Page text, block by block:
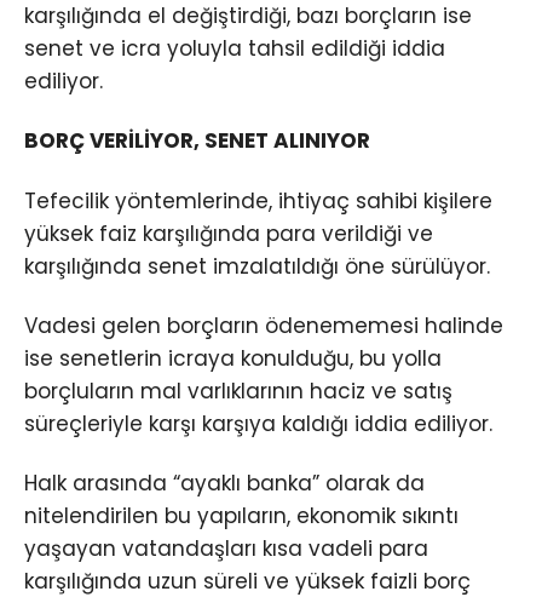
karşılığında el değiştirdiği, bazı borçların ise
senet ve icra yoluyla tahsil edildiği iddia
ediliyor.
BORÇ VERİLİYOR, SENET ALINIYOR
Tefecilik yöntemlerinde, ihtiyaç sahibi kişilere
yüksek faiz karşılığında para verildiği ve
karşılığında senet imzalatıldığı öne sürülüyor.
Vadesi gelen borçların ödenememesi halinde
ise senetlerin icraya konulduğu, bu yolla
borçluların mal varlıklarının haciz ve satış
süreçleriyle karşı karşıya kaldığı iddia ediliyor.
Halk arasında “ayaklı banka” olarak da
nitelendirilen bu yapıların, ekonomik sıkıntı
yaşayan vatandaşları kısa vadeli para
karşılığında uzun süreli ve yüksek faizli borç